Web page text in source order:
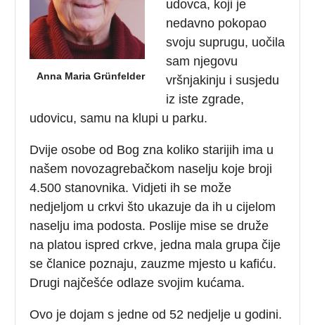
Anna Maria Grünfelder
udovca, koji je
nedavno pokopao
svoju suprugu, uočila
sam njegovu
vršnjakinju i susjedu
iz iste zgrade,
udovicu, samu na klupi u parku.
Dvije osobe od Bog zna koliko starijih ima u
našem novozagrebačkom naselju koje broji
4.500 stanovnika. Vidjeti ih se može
nedjeljom u crkvi što ukazuje da ih u cijelom
naselju ima podosta. Poslije mise se druže
na platou ispred crkve, jedna mala grupa čije
se članice poznaju, zauzme mjesto u kafiću.
Drugi najčešće odlaze svojim kućama.
Ovo je dojam s jedne od 52 nedjelje u godini.